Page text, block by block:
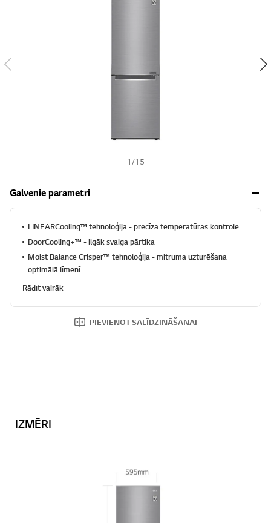
1 /15
Galvenie parametri
LINEARCooling™ tehnoloģija - precīza temperatūras kontrole
DoorCooling+™ - ilgāk svaiga pārtika
Moist Balance Crisper™ tehnoloģija - mitruma uzturēšana
optimālā līmenī
Rādīt vairāk
PIEVIENOT SALĪDZINĀŠANAI
IZMĒRI